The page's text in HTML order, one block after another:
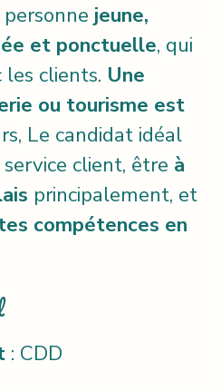
personnejeune,
et ponctuelle, qui
clients. Une
ou tourisme est
Le candidat idéal
client, être à
principalement, et
compétences en
: CDD